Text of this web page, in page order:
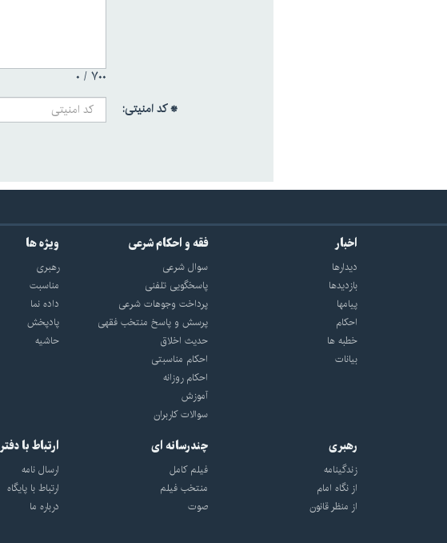
۷۰۰ /
۰
* کد امنیتی:
اخبار
دیدارها
بازديدها
پيامها
احكام
خطبه ها
بیانات
فقه و احکام شرعی
سوال شرعی
پاسخگویی تلفنی
پرداخت وجوهات شرعی
پرسش و پاسخ منتخب فقهی
حدیث اخلاق
احکام مناسبتی
احکام روزانه
آموزش
سوالات کاربران
ویژه ها
رهبری
مناسبت
داده نما
پادپخش
حاشیه
رهبری
زندگینامه
از نگاه امام
از منظر قانون
چندرسانه ای
فیلم کامل
منتخب فیلم
صوت
ارتباط با دفتر
ارسال نامه
ارتباط با پایگاه
درباره ما